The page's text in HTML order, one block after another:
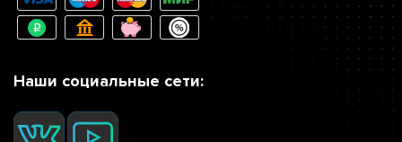
Наши социальные сети: